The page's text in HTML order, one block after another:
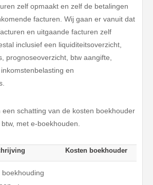
zelf opmaakt en zelf de betalingen
facturen. Wij gaan er vanuit dat
en uitgaande facturen zelf
inclusief een liquiditeitsoverzicht,
prognoseoverzicht, btw aangifte,
en
een schatting van de kosten boekhouder
met e-boekhouden.
Kosten boekhouder
boekhouding